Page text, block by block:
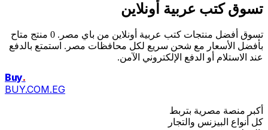
تسوق كتب عربية أونلاين
تسوق أفضل منتجات كتب عربية أونلاين من باي مصر. 0 منتج متاح
بأفضل الأسعار مع شحن سريع لكل محافظات مصر. استمتع بالدفع
عند الاستلام أو الدفع الإلكتروني الآمن.
Buy.
BUY.COM.EG
أكبر منصة مصرية بتربط
كل أنواع البيزنس والتجار